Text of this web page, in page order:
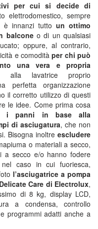
per cui si decide di
elettrodomestico, sempre
è innanzi tutto un ottimo
balconeo di un qualsiasi
oppure, al contrario,
e comoditàper chi può
una vera e propria
lavatrice proprio
perfetta organizzazione
il corretto utilizzo di questi
le idee. Come prima cosa
i panni in base alla
di asciugatura, che non
Bisogna inoltre escludere
o materiali a secco,
a secco e/o hanno fodere
nel caso in cui fuoriesca,
l’asciugatrice a pompa
Care di Electrolux,
di 8 kg, display LCD,
a condensa, controllo
programmi adatti anche a